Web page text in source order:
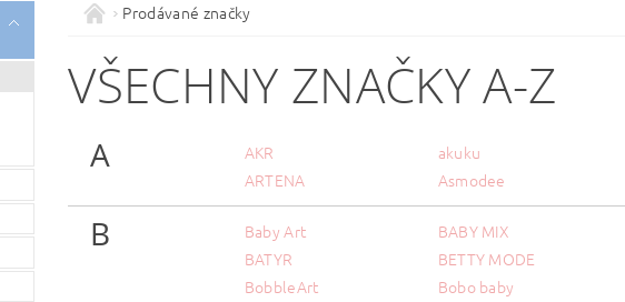
Prodávané značky
VŠECHNY ZNAČKY A-Z
A AKR akuku
ARTENA
Asmodee
B Baby Art BABY MIX
BATYR
BETTY MODE
BobbleArt
Bobo baby